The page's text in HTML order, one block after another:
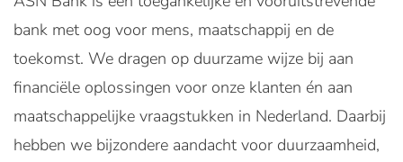
bank met oog voor mens, maatschappij en de
toekomst. We dragen op duurzame wijze bij aan
financiële oplossingen voor onze klanten én aan
maatschappelijke vraagstukken in Nederland. Daarbij
hebben we bijzondere aandacht voor duurzaamheid,